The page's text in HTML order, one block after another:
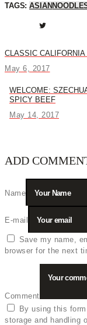
TAGS: ASIAN
POST
NAVIGATION
Previous
post:
CLASSIC
May 6, 2017
Next
post:
WELCOME:
SPICY BEEF
May 14, 2017
ADD
Name
E-mail
Save my name,
browser for the next
Comment
By using this
storage and handling